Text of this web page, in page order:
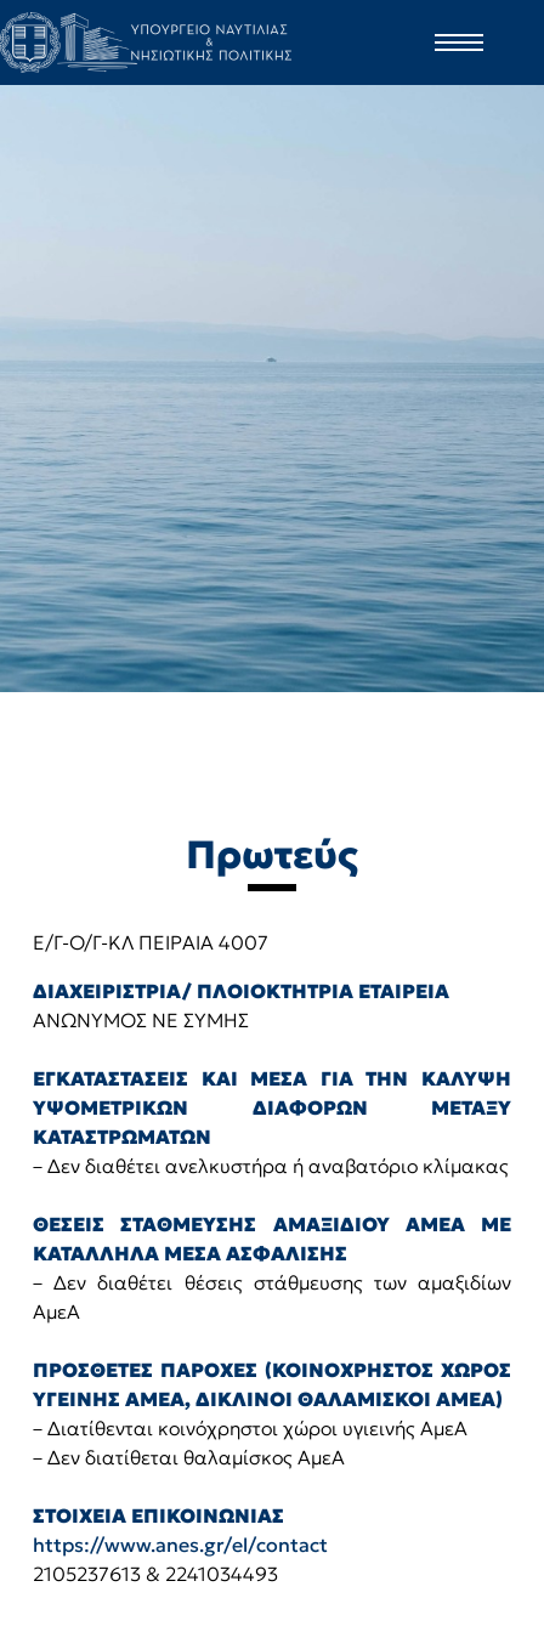
Πρωτεύς
Ε/Γ-Ο/Γ-ΚΛ ΠΕΙΡΑΙΑ 4007
ΔΙΑΧΕΙΡΙΣΤΡΙΑ/ ΠΛΟΙΟΚΤΗΤΡΙΑ ΕΤΑΙΡΕΙΑ
ΑΝΩΝΥΜΟΣ ΝΕ ΣΥΜΗΣ
ΕΓΚΑΤΑΣΤΑΣΕΙΣ ΚΑΙ ΜΕΣΑ ΓΙΑ ΤΗΝ ΚΑΛΥΨΗ
ΥΨΟΜΕΤΡΙΚΩΝ ΔΙΑΦΟΡΩΝ ΜΕΤΑΞΥ
ΚΑΤΑΣΤΡΩΜΑΤΩΝ
– Δεν διαθέτει ανελκυστήρα ή αναβατόριο κλίμακας
ΘΕΣΕΙΣ ΣΤΑΘΜΕΥΣΗΣ ΑΜΑΞΙΔΙΟΥ ΑΜΕΑ ΜΕ
ΚΑΤΑΛΛΗΛΑ ΜΕΣΑ ΑΣΦΑΛΙΣΗΣ
– Δεν διαθέτει θέσεις στάθμευσης των αμαξιδίων
ΑμεΑ
ΠΡΟΣΘΕΤΕΣ ΠΑΡΟΧΕΣ (ΚΟΙΝΟΧΡΗΣΤΟΣ ΧΩΡΟΣ
ΥΓΕΙΝΗΣ ΑΜΕΑ, ΔΙΚΛΙΝΟΙ ΘΑΛΑΜΙΣΚΟΙ ΑΜΕΑ)
– Διατίθενται κοινόχρηστοι χώροι υγιεινής ΑμεΑ
– Δεν διατίθεται θαλαμίσκος ΑμεΑ
ΣΤΟΙΧΕΙΑ ΕΠΙΚΟΙΝΩΝΙΑΣ
https://www.anes.gr/el/contact
2105237613 & 2241034493